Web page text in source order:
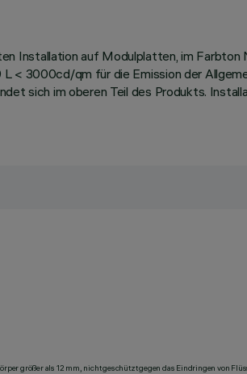
Installation auf Modulplatten, im Farbton
< 3000cd/qm für die Emission der
sich im oberen Teil des Produkts.
größer als 12 mm, nicht geschützt gegen das Eindringen von